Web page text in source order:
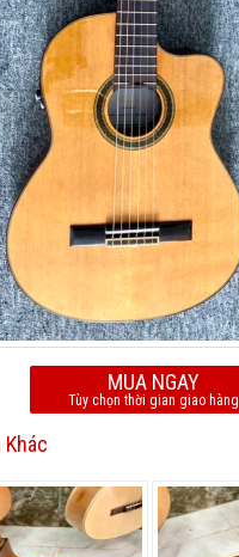
MUA NGAY
Tùy chọn thời gian giao hàng
Khác